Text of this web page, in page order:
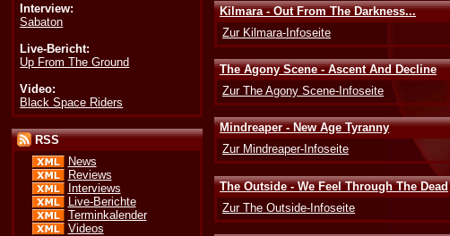
Interview:
Sabaton
Live-Bericht:
Up From The Ground
Video:
Black Space Riders
RSS
News
Reviews
Interviews
Live-Berichte
Terminkalender
Videos
Kilmara - Out From The Darkness...
Zur Kilmara-Infoseite
The Agony Scene - Ascent And Decline
Zur The Agony Scene-Infoseite
Mindreaper - New Age Tyranny
Zur Mindreaper-Infoseite
The Outside - We Feel Through The Dead
Zur The Outside-Infoseite